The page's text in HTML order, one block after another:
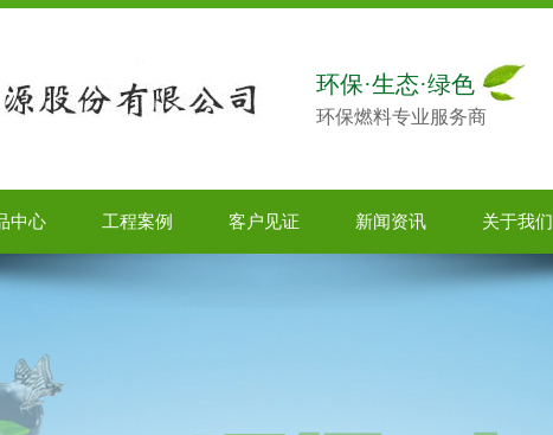
环保·生态·绿色
环保燃料专业服务商
中心 工程案例 客户见证 新闻资讯 关于我们